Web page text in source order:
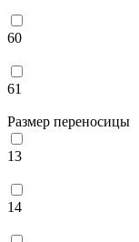
60
61
Размер переносицы
13
14